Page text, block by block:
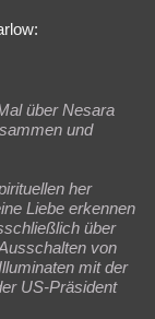
über Nesara
und
her
Liebe erkennen
über
von
mit der
US-Präsident